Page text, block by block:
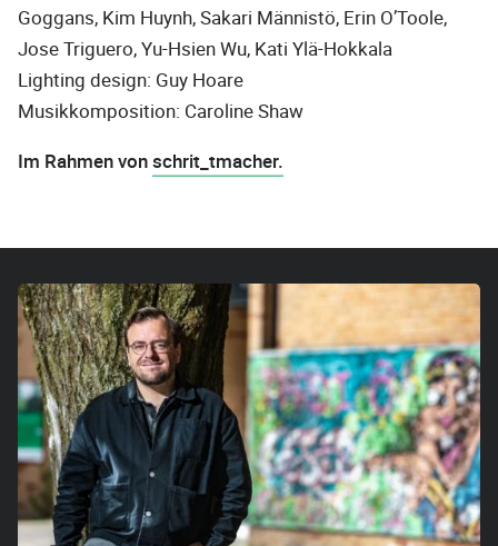
Goggans, Kim Huynh, Sakari Männistö, Erin O’Toole,
Jose Triguero, Yu-Hsien Wu, Kati Ylä-Hokkala
Lighting design: Guy Hoare
Musikkomposition: Caroline Shaw
Im Rahmen vonschrit_tmacher.